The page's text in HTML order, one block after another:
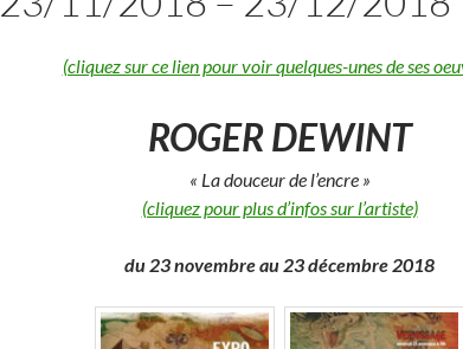
(cliquez sur ce lien pour voir quelques-unes de ses
ROGER DEWINT
« La douceur de l’encre »
(cliquez pour plus d’infos sur l’artiste)
du 23 novembre au 23 décembre 2018